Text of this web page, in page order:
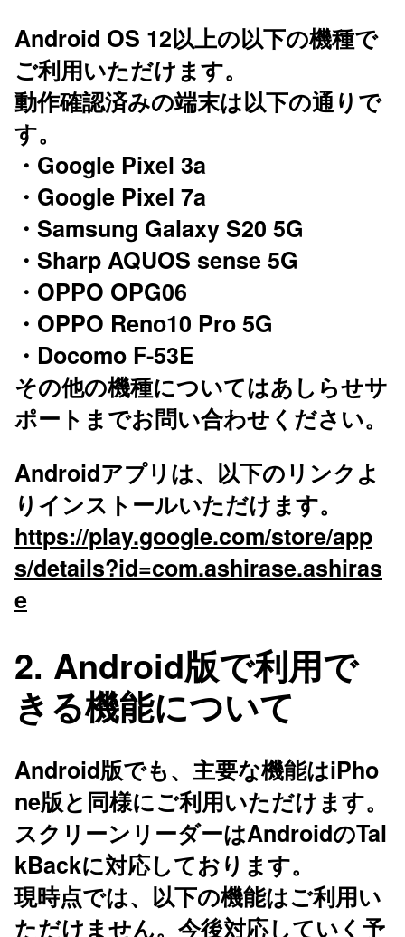
Android OS 12以上の以下の機種で
ご利用いただけます。
動作確認済みの端末は以下の通りで
す。
・Google Pixel 3a
・Google Pixel 7a
・Samsung Galaxy S20 5G
・Sharp AQUOS sense 5G
・OPPO OPG06
・OPPO Reno10 Pro 5G
・Docomo F-53E
その他の機種についてはあしらせサ
ポートまでお問い合わせください。
Androidアプリは、以下のリンクよ
りインストールいただけます。
https://play.google.com/store/app
s/details?id=com.ashirase.ashiras
e
2. Android版で利用で
きる機能について
Android版でも、主要な機能はiPho
ne版と同様にご利用いただけます。
スクリーンリーダーはAndroidのTal
kBackに対応しております。
現時点では、以下の機能はご利用い
ただけません。今後対応していく予